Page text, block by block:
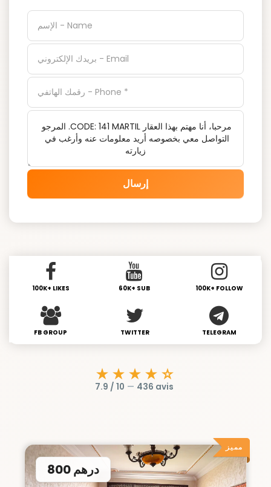
إرسال
100K+ LIKES 60K+ SUB 100K+ FOLLOW
FB GROUP TWITTER TELEGRAM
★★★★☆
7.9 / 10 — 436 avis
مميز
800 درهم